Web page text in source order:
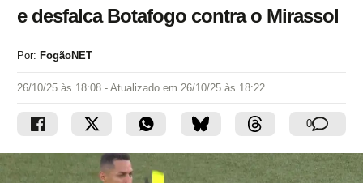
e desfalca Botafogo contra o Mirassol
Por: FogãoNET
26/10/25 às 18:08 - Atualizado em 26/10/25 às 18:22
0